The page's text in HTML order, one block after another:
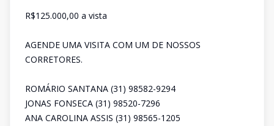
R$125.000,00 a vista
AGENDE UMA VISITA COM UM DE NOSSOS
CORRETORES.
ROMÁRIO SANTANA (31) 98582-9294
JONAS FONSECA (31) 98520-7296
ANA CAROLINA ASSIS (31) 98565-1205